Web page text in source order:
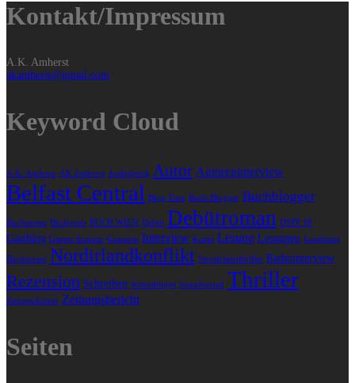
Kontakt/Impressum
A.K. Amherst
akamherst@gmail.com
Keyword Cloud
A.K. Amherst AK Amherst Audiobook Autor Autoreninterview
Belfast Central Blog Tour Buch Blogger Buchblogger
Buchmesse Buchpreis BUCH WIEN Debüt Debütroman DSPP 18
Gastblog Grazer Autorin Grazerin Interview Krimi Lesung Lesungen Londoner
Buchmesse Nordirlandkonflikt Nordirlandthriller Radiointerview
Rezension Schreiben Schreibtipps Soundportal Thriller
Zeitgeschichte Zeitungsbericht
Seiten